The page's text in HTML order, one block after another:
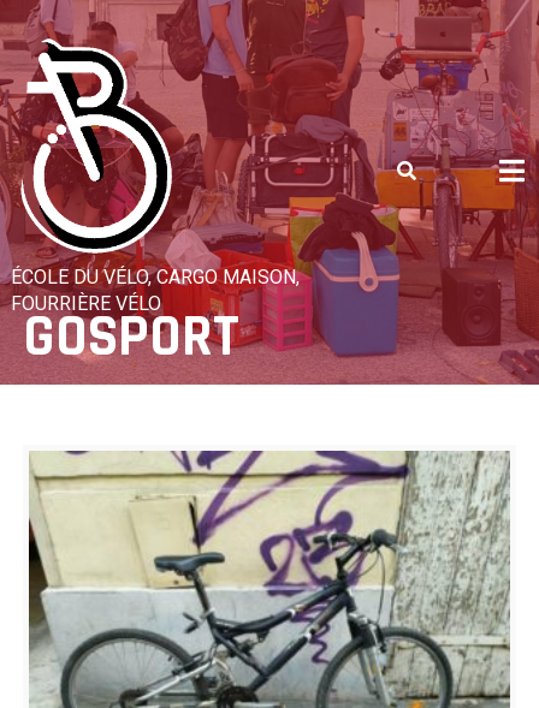
Skip
to
content
ÉCOLE DU VÉLO, CARGO MAISON,
FOURRIÈRE VÉLO
GOSPORT